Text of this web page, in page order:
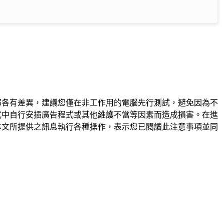
有差異，建議您僅在非工作用的電腦先行測試，避免因為不
自行安插廣告程式或其他維護不當等因素而造成損害。在進
所提供之訊息執行各種操作，表示您已閱讀此注意事項並同